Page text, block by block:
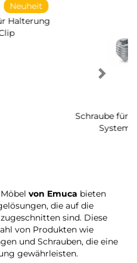
Schraube für Halterung
von Emuca bieten
die auf die
sind. Diese
von Produkten wie
und Schrauben, die eine
gewährleisten.